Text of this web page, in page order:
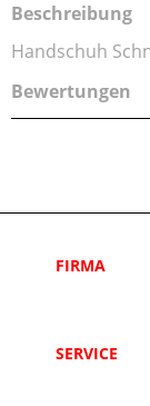
Beschreibung
Handschuh
Bewertungen
FIRMA
SERVICE